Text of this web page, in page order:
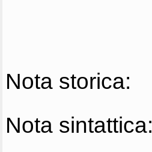
Nota storica:
Nota sintattica: